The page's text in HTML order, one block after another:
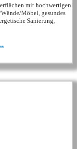
mit hochwertigen
Möbel, gesundes
Sanierung,